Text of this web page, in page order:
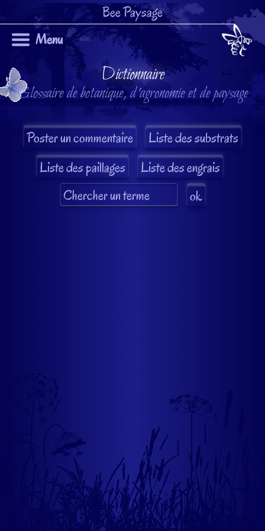
Bee Paysage
Menu
Dictionnaire
Glossaire de botanique, d'agronomie et de paysage
Liste des substrats
Liste des paillages
Liste des engrais